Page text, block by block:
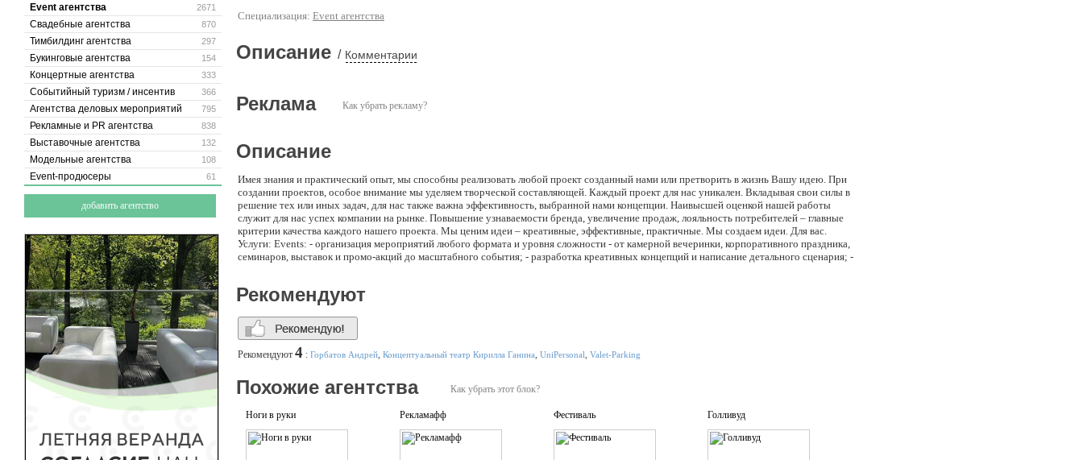
2671
Event агентства
870
Свадебные агентства
297
Тимбилдинг агентства
154
Букинговые агентства
333
Концертные агентства
366
Событийный туризм / инсентив
795
Агентства деловых мероприятий
838
Рекламные и PR агентства
132
Выставочные агентства
108
Модельные агентства
61
Event-продюсеры
добавить агентство
Специализация: Event агентства
Описание / Комментарии
Как убрать рекламу?
Реклама
Описание
Имея знания и практический опыт, мы способны реализовать любой проект созданный нами или претворить в жизнь Вашу идею. При
создании проектов, особое внимание мы уделяем творческой составляющей. Каждый проект для нас уникален. Вкладывая свои силы в
решение тех или иных задач, для нас также важна эффективность, выбранной нами концепции. Наивысшей оценкой нашей работы
служит для нас успех компании на рынке. Повышение узнаваемости бренда, увеличение продаж, лояльность потребителей – главные
критерии качества каждого нашего проекта. Мы ценим идеи – креативные, эффективные, практичные. Мы создаем идеи. Для вас.
Услуги: Events: - организация мероприятий любого формата и уровня сложности - от камерной вечеринки, корпоративного праздника,
семинаров, выставок и промо-акций до масштабного события; - разработка креативных концепций и написание детального сценария; -
популярных исполнителей. PR: - стратегическое планирование PR-программ и разработка эффективных решений под конкретные
задачи и цели компании; - медиа-поддержка текущих инициатив и мероприятий: формирование пула лояльных журналистов,
написание и рассылка пресс-релизов, написание и редактирование статей, размещение публикаций в СМИ; - разработка и проведение
специальных мероприятий для прессы: пресс-конференций, пресс-ланчей, брифингов, интервью; - проведение медиа-тренингов с
ньюз-мейкером компании. Брендинг: - разработка креативной концепции бренда; - разработка рекламной компании; - разработка
brand-book: фирменный стиль, дизайн фирменной одежды, дизайн офиса; - разработка и проведение работ по продвижению бренда; -
Поэтому наша цель - решать поставленные задачи грамотно и максимально эффективно.
Рекомендуют
Рекомендуют 4 : Горбатов Андрей Концептуальный театр Кирилла Ганина UniPersonal Valet-Parking
Как убрать этот блок?
Похожие агентства
Ноги в руки Рекламафф Фестиваль Голливуд